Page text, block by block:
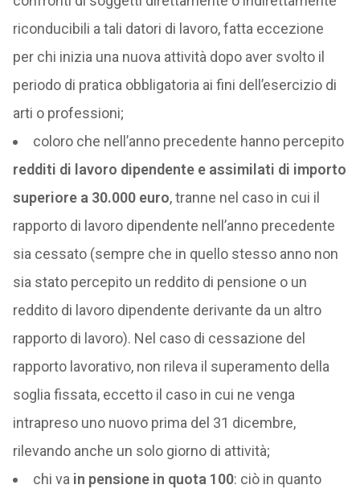
riconducibili a tali datori di lavoro, fatta eccezione
per chi inizia una nuova attività dopo aver svolto il
periodo di pratica obbligatoria ai fini dell’esercizio di
arti o professioni;
coloro che nell’anno precedente hanno percepito
redditi di lavoro dipendente e assimilati di importo
superiore a 30.000 euro, tranne nel caso in cui il
rapporto di lavoro dipendente nell’anno precedente
sia cessato (sempre che in quello stesso anno non
sia stato percepito un reddito di pensione o un
reddito di lavoro dipendente derivante da un altro
rapporto di lavoro). Nel caso di cessazione del
rapporto lavorativo, non rileva il superamento della
soglia fissata, eccetto il caso in cui ne venga
intrapreso uno nuovo prima del 31 dicembre,
rilevando anche un solo giorno di attività;
chi va in pensione in quota 100: ciò in quanto